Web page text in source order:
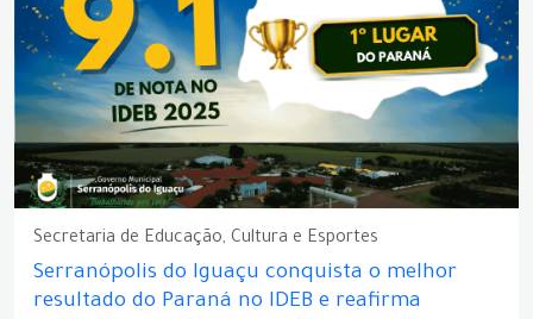
Secretaria de Educação, Cultura e Esportes
Serranópolis do Iguaçu conquista o melhor
resultado do Paraná no IDEB e reafirma